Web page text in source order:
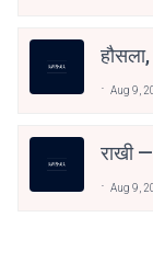
Aug 9,
राखी
Aug 9,